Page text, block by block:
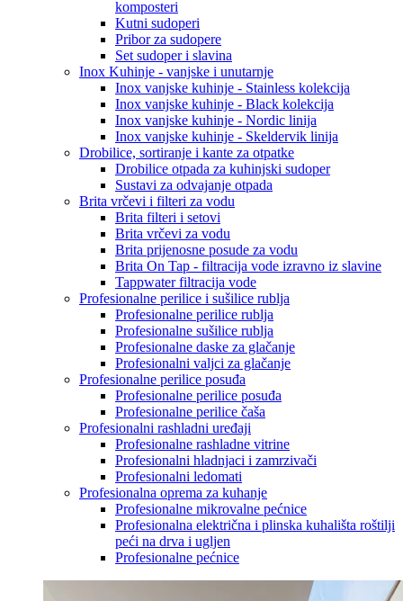
komposteri
Kutni sudoperi
Pribor za sudopere
Set sudoper i slavina
Inox Kuhinje - vanjske i unutarnje
Inox vanjske kuhinje - Stainless kolekcija
Inox vanjske kuhinje - Black kolekcija
Inox vanjske kuhinje - Nordic linija
Inox vanjske kuhinje - Skeldervik linija
Drobilice, sortiranje i kante za otpatke
Drobilice otpada za kuhinjski sudoper
Sustavi za odvajanje otpada
Brita vrčevi i filteri za vodu
Brita filteri i setovi
Brita vrčevi za vodu
Brita prijenosne posude za vodu
Brita On Tap - filtracija vode izravno iz slavine
Tappwater filtracija vode
Profesionalne perilice i sušilice rublja
Profesionalne perilice rublja
Profesionalne sušilice rublja
Profesionalne daske za glačanje
Profesionalni valjci za glačanje
Profesionalne perilice posuđa
Profesionalne perilice posuđa
Profesionalne perilice čaša
Profesionalni rashladni uređaji
Profesionalne rashladne vitrine
Profesionalni hladnjaci i zamrzivači
Profesionalni ledomati
Profesionalna oprema za kuhanje
Profesionalne mikrovalne pećnice
Profesionalna električna i plinska kuhališta roštilji
peći na drva i ugljen
Profesionalne pećnice